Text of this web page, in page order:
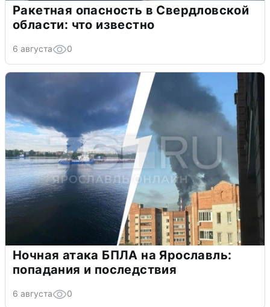
Ракетная опасность в Свердловской
области: что известно
6 августа 0
Ночная атака БПЛА на Ярославль:
попадания и последствия
6 августа 0